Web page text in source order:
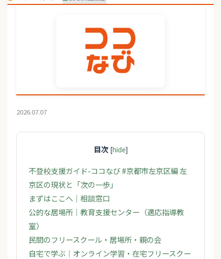
2026.07.07
目次 [hide]
不登校支援ガイド-ココなび #京都市左京区編 左
京区の現状と「次の一歩」
まずはここへ｜相談窓口
公的な居場所｜教育支援センター（適応指導教
室）
民間のフリースクール・居場所・親の会
自宅で学ぶ｜オンライン学習・在宅フリースクー